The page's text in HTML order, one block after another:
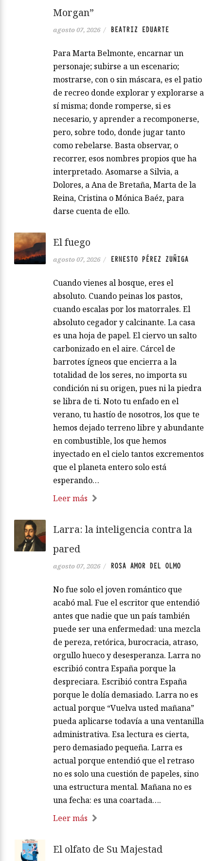
Morgan”
agosto 07, 2026 / BEATRIZ EDUARTE
Para Marta Belmonte, encarnar un
personaje; subirse a un escenario;
mostrarse, con o sin máscara, es el patio
de recreo donde explorar y explorarse a
sí misma; donde romperse, si es
necesario, y aprender a recomponerse,
pero, sobre todo, donde jugar tanto
como rebelarse. Basta observar, o
recorrer, esos nombres propios que ha
interpretado. Asomarse a Silvia, a
Dolores, a Ana de Bretaña, Marta de la
Reina, Cristina o Mónica Baéz, para
darse cuenta de ello.
El fuego
agosto 07, 2026 / ERNESTO PÉREZ ZUÑIGA
Cuando vienes al bosque, eres el
absoluto. Cuando peinas los pastos,
cuando escalas por los matorrales. El
absoluto cegador y calcinante. La casa
es una hoja de papel. El ciervo un salto
carbonizado en el aire. Cárcel de
barrotes ígneos que encierra a la
totalidad de los seres, no importa su
condición ni su origen, pues ni la piedra
se libra de ti. Noto tu enfado en el
verano, tu hastío de nosotros, los que te
hemos dejado terreno libre y abundante
en combustible, los que hemos
inyectado en el cielo tantos excrementos
que el planeta entero solo está
esperando…
Leer más
Larra: la inteligencia contra la
pared
agosto 07, 2026 / ROSA AMOR DEL OLMO
No fue solo el joven romántico que
acabó mal. Fue el escritor que entendió
antes que nadie que un país también
puede ser una enfermedad: una mezcla
de pereza, retórica, burocracia, atraso,
orgullo hueco y desesperanza. Larra no
escribió contra España porque la
despreciara. Escribió contra España
porque le dolía demasiado. Larra no es
actual porque “Vuelva usted mañana”
pueda aplicarse todavía a una ventanilla
administrativa. Esa lectura es cierta,
pero demasiado pequeña. Larra es
actual porque entendió que el retraso
no es solo una cuestión de papeles, sino
una estructura mental. Mañana no es
una fecha: es una coartada….
Leer más
El olfato de Su Majestad